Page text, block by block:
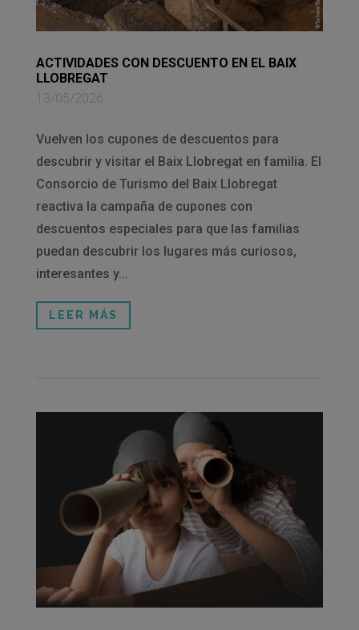
ACTIVIDADES CON DESCUENTO EN EL BAIX
LLOBREGAT
13/05/2026
Vuelven los cupones de descuentos para
descubrir y visitar el Baix Llobregat en familia. El
Consorcio de Turismo del Baix Llobregat
reactiva la campaña de cupones con
descuentos especiales para que las familias
puedan descubrir los lugares más curiosos,
interesantes y...
LEER MÁS